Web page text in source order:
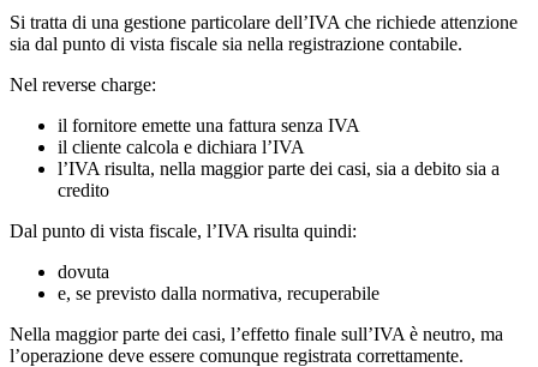
Si tratta di una gestione particolare dell’IVA che richiede attenzione
sia dal punto di vista fiscale sia nella registrazione contabile.
Nel reverse charge:
il fornitore emette una fattura senza IVA
il cliente calcola e dichiara l’IVA
l’IVA risulta, nella maggior parte dei casi, sia a debito sia a
credito
Dal punto di vista fiscale, l’IVA risulta quindi:
dovuta
e, se previsto dalla normativa, recuperabile
Nella maggior parte dei casi, l’effetto finale sull’IVA è neutro, ma
l’operazione deve essere comunque registrata correttamente.